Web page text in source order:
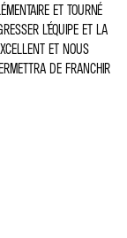
ET TOURNÉ
L’ÉQUIPE ET LA
ET NOUS
DE FRANCHIR